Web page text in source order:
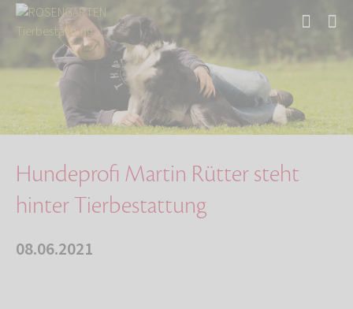
Über uns
Aktuelles
Hundeprofi Martin Rütter steht hinter Tierbes…
Hundeprofi Martin Rütter steht
hinter Tierbestattung
08.06.2021